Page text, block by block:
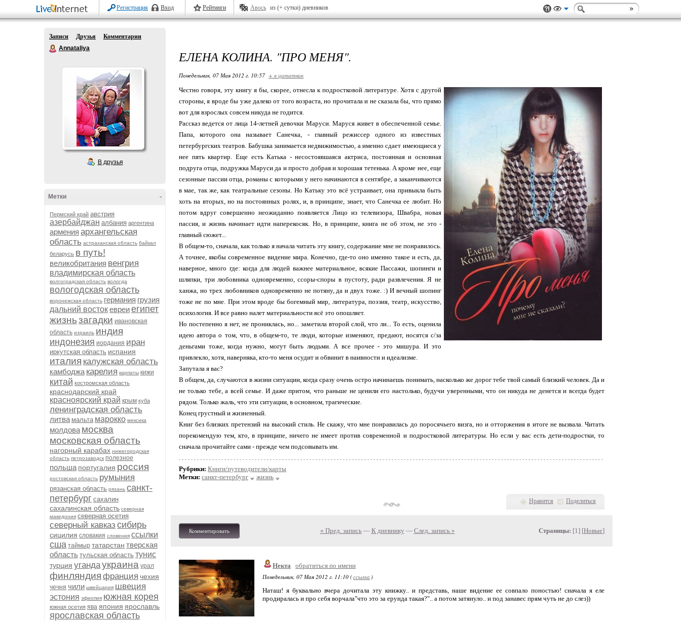
Регистрация Вход Рейтинги Авось из (+ сутки) дневников
Записи Друзья
Комментарии
Annataliya
В друзья
-
Метки
Пермский край австрия
азербайджан албания аргентина
армения архангельская
область астраханская область байкал
беларусь в путь!
великобритания венгрия
владимирская область
волгоградская область вологда
вологодская область
воронежская область германия грузия
дальний востокевреиегипет
жизньзагадки ивановская
область израиль индия
индонезия иордания иран
иркутская область испания
италия калужская область
камбоджа карелия карпаты кижи
китай костромская область
краснодарский край
красноярский край крым куба
ленинградская область
литва мальта марокко мексика
молдова москва
московская область
нагорный карабах нижегородская
область петрозаводск полезное
польша португалия россия
ростовская область румыния
рязанская область рязань санкт-
петербург сахалин
сахалинская область северная
македония северная осетия
северный кавказ сибирь
сицилия словакия словения ссылки
сша таймыр татарстан тверская
область тульская область тунис
турция угандаукраина урал
финляндия франция чехия
чечня чили швейцария швеция
эстония эфиопия южная корея
южная осетия ява япония ярославль
ярославская область
ЕЛЕНА КОЛИНА. "ПРО МЕНЯ".
Понедельник, 07 Мая 2012 г. 10:57 + в цитатник
Честно говоря, эту книгу я бы, скорее, отнесла к подростковой литературе. Хотя с другой
стороны, я вроде бы уже далеко от того возраста, но прочитала и не сказала бы, что прямо
вот для взрослых совсем никуда не годится.
Рассказ ведется от лица 14-летней девочки Маруси. Маруся живет в обеспеченной семье.
Папа, которого она называет Санечка, - главный режиссер одного из известных
петербургских театров. Бабушка занимается недвижимостью, а именно сдает имеющиеся у
нее пять квартир. Еще есть Катька - несостоявшаяся актриса, постоянная и основная
подруга отца, подружка Маруси да и просто добрая и хорошая тетенька. А кроме нее, еще
сезонные пассии отца, романы с которыми у него начинаются в сентябре, а заканчиваются
в мае, так же, как театральные сезоны. Но Катьку это всё устраивает, она привыкла быть
хоть на вторых, но на постоянных ролях, и, в принципе, знает, что Санечка ее любит. Но
потом вдруг совершенно неожиданно появляется Лицо из телевизора, Швабра, новая
пассия, и жизнь начинает идти наперекосяк. Но, в принципе, книга не об этом, не это -
главный сюжет...
В общем-то, сначала, как только я начала читать эту книгу, содержание мне не понравилось.
А точнее, якобы современное видение мира. Конечно, где-то оно именно такое и есть, да,
наверное, много где: когда для людей важнее материальное, всякие Пассажи, шопинги и
шляпки, три любовника одновременно, ссоры-споры в пустоту, ради развлечения. Я не
ханжа, но трех любовников одновременно не потяну, да и двух тоже. :) И вечный шопинг
тоже не по мне. При этом вроде бы богемный мир, литература, поэзия, театр, искусство,
психология. И все равно налет материальности всё это опошляет.
Но постепенно я нет, не прониклась, но... заметила второй слой, что ли... То есть, оценила
идею автора о том, что, в общем-то, те люди, которые изменяют, предают, носятся с/за
деньгами тоже, когда нужно, могут быть людьми. А все прочее - это мишура. И это
привлекло, хотя, наверняка, кто-то меня осудит и обвинит в наивности и идеализме.
Запутала я вас?
В общем, да, случаются в жизни ситуации, когда сразу очень остро начинаешь понимать, насколько же дорог тебе твой самый близкий человек. Да и
не только тебе, а всей семье. И даже притом, что раньше не ценили его настолько, будучи уверенными, что он никуда не денется и всегда будет
рядом. Только жаль, что эти ситуации, в основном, трагические.
Конец грустный и жизненный.
Книг без близких претензий на высокий стиль. Не скажу, что мне понравилась до поросячьего визга, но и отторжения в итоге не вызвала. Читать
порекомендую тем, кто, в принципе, ничего не имеет против современной и подростковой литературы. Но если у вас есть дети-подростки, то
сначала прочитайте сами - прежде чем подсовывать им.
Рубрики: Книги/путеводители/карты
Метки: санкт-петербург жизнь
Нравится Поделиться
Комментировать « Пред. запись— К дневнику — След. запись » Страницы: [1] [Новые]
Некта
обратиться по имени
Понедельник, 07 Мая 2012 г. 11:10 (ссылка )
Наташ! я буквально вчера дочитала эту книжку.. и представь, наше видение ее совпало поностью! сначала я еле
продиралась и про себя ворчала"что это за ерунда такая?".. а потом затянуло.. и под занавес прям чуть не до слез))